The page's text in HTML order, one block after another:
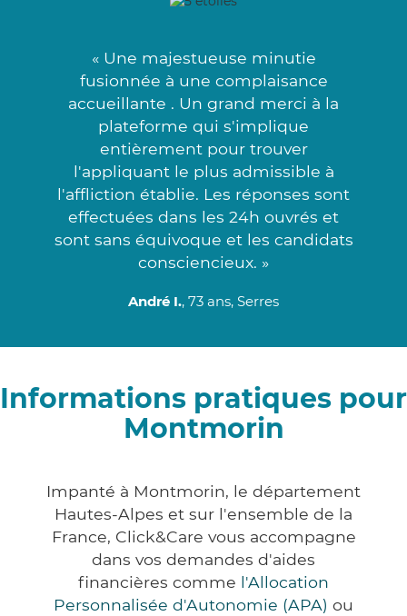
« Une majestueuse minutie
fusionnée à une complaisance
accueillante . Un grand merci à la
plateforme qui s'implique
entièrement pour trouver
l'appliquant le plus admissible à
l'affliction établie. Les réponses sont
effectuées dans les 24h ouvrés et
sont sans équivoque et les candidats
consciencieux. »
André I., 73 ans, Serres
Informations pratiques pour
Montmorin
Impanté à Montmorin, le département
Hautes-Alpes et sur l'ensemble de la
France, Click&Care vous accompagne
dans vos demandes d'aides
financières comme l'Allocation
Personnalisée d'Autonomie (APA) ou